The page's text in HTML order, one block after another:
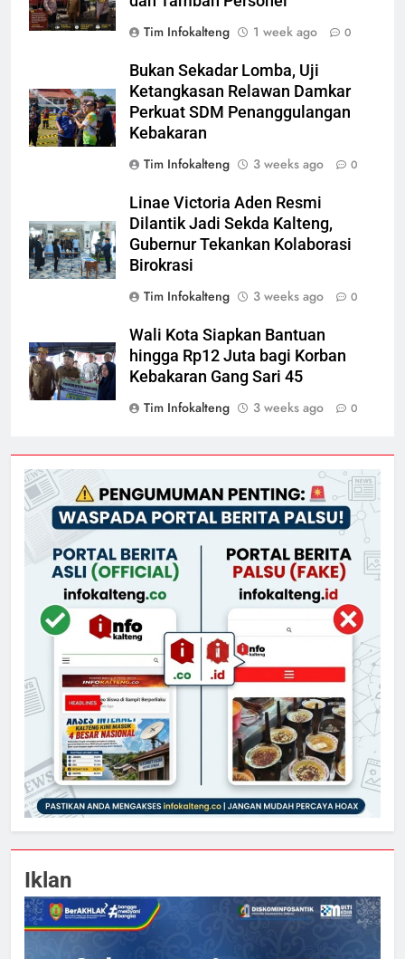
Tim Infokalteng
1 week ago 0
Bukan Sekadar Lomba, Uji
Ketangkasan Relawan Damkar
Perkuat SDM Penanggulangan
Kebakaran
Tim Infokalteng
3 weeks ago 0
Linae Victoria Aden Resmi
Dilantik Jadi Sekda Kalteng,
Gubernur Tekankan Kolaborasi
Birokrasi
Tim Infokalteng
3 weeks ago 0
Wali Kota Siapkan Bantuan
hingga Rp12 Juta bagi Korban
Kebakaran Gang Sari 45
Tim Infokalteng
3 weeks ago 0
Iklan